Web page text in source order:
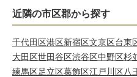
近隣の市区郡から探す
千代田区港区新宿区文京区台東
大田区世田谷区渋谷区中野区杉
練馬区足立区葛飾区江戸川区八